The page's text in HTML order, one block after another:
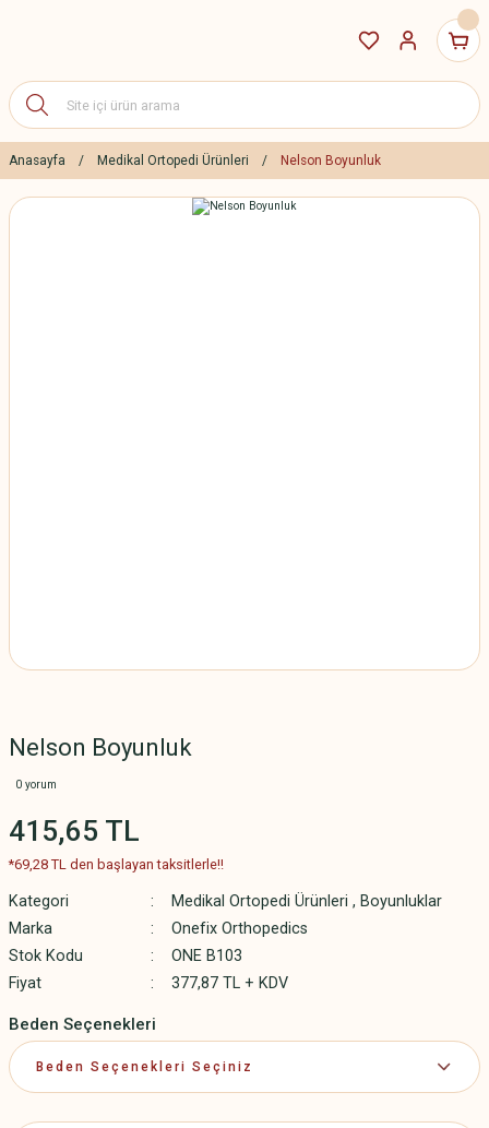
Anasayfa Medikal Ortopedi Ürünleri Nelson Boyunluk
Nelson Boyunluk
0 yorum
415,65 TL
*69,28 TL den başlayan taksitlerle!!
Kategori Medikal Ortopedi Ürünleri , Boyunluklar
Marka
Onefix Orthopedics
Stok Kodu
ONE B103
Fiyat
377,87 TL + KDV
Beden Seçenekleri